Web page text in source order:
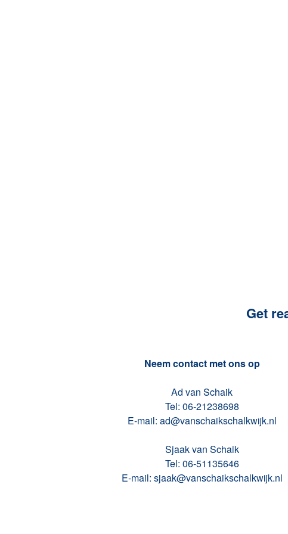
Get
Neem contact met ons op
Ad van Schaik
Tel: 06-21238698
E-mail: ad@vanschaikschalkwijk.nl
Sjaak van Schaik
Tel: 06-51135646
E-mail: sjaak@vanschaikschalkwijk.nl